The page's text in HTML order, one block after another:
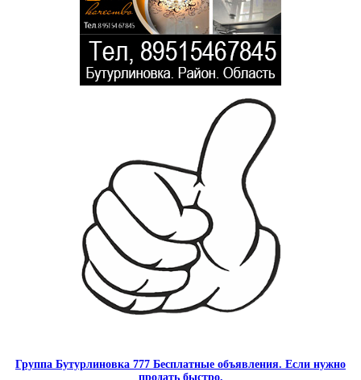
Группа Бутурлиновка 777 Бесплатные объявления. Если нужно
продать быстро.